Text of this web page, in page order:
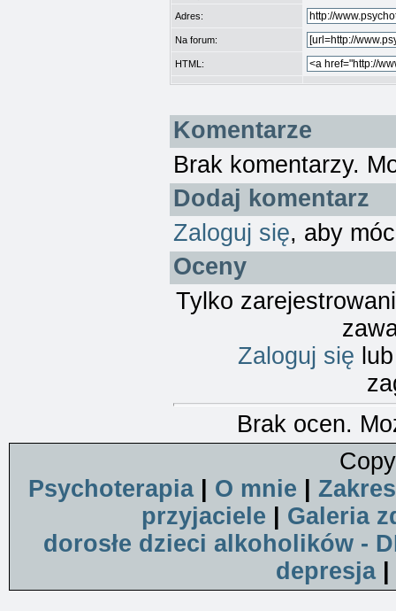
Adres:
Na forum:
HTML:
Komentarze
Brak komentarzy.
Dodaj komentarz
Zaloguj się, aby
Oceny
Tylko
Zaloguj się
Brak ocen.
Psychoterapia| O mnie
przyjaciele
Galeria
dorosłe dzieci alkoholików -
depresja|